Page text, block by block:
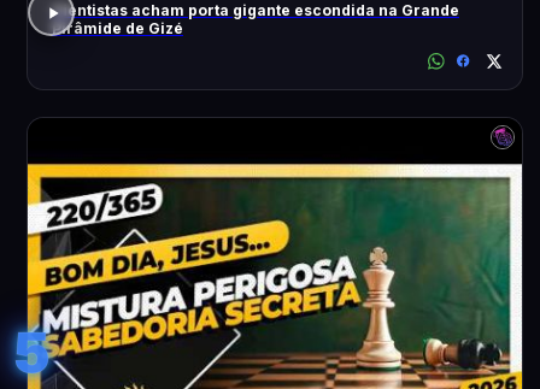
Cientistas acham porta gigante escondida na Grande
Pirâmide de Gizé
5